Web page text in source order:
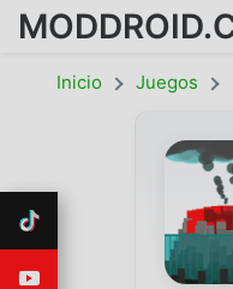
Inicio Juegos